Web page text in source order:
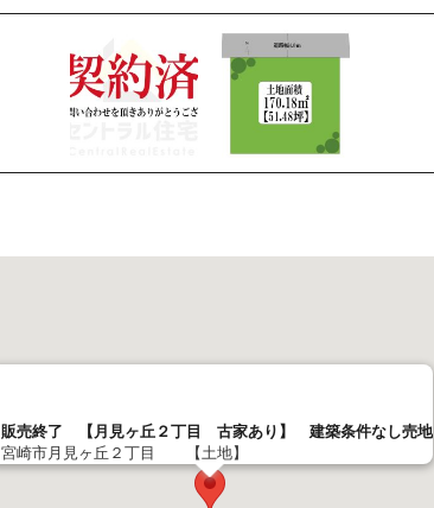
販売終了 【月見ヶ丘２丁目 古家あり】 建築条件なし売地
宮崎市月見ヶ丘２丁目 【土地】